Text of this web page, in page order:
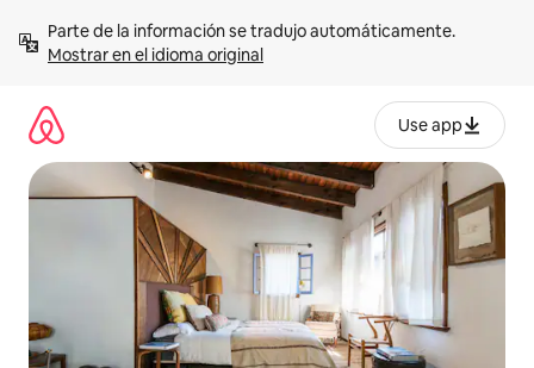
contenidoMostrar en el idioma original
Use app